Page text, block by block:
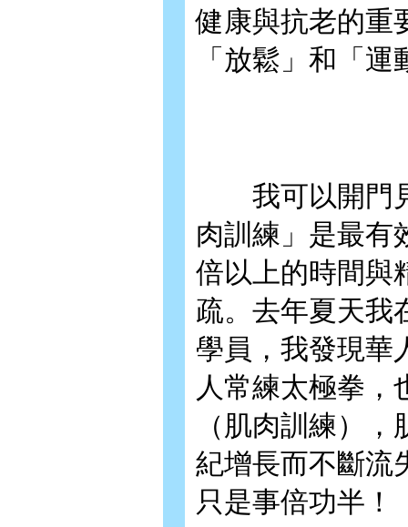
健康與抗老的重
「放鬆」和「
我可以開門見
肉訓練」是最有
倍以上的時間與
疏。去年夏天我
學員，我發現華
人常練太極拳，
（肌肉訓練）
紀增長而不斷流
只是事倍功半！